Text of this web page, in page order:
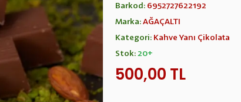
Barkod: 6952727622192
Marka:AĞAÇALTI
Kategori: Kahve Yanı Çikolata
Stok:20+
500,00 TL